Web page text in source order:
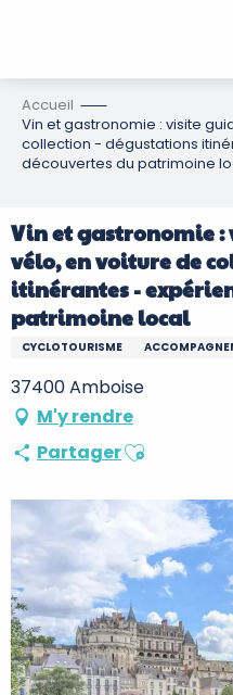
Accueil
Vin et gastronomie : visite
collection - dégustations
découvertes du patrimoine
Vin et gastronomie :
vélo, en voiture de
itinérantes -
patrimoine local
CYCLOTOURISME
37400 Amboise
M'y rendre
PartagerAjouter aux